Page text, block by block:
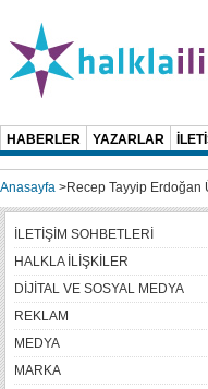
HABERLER YAZARLAR
Anasayfa >Recep Tayyip Erdoğan
İLETİŞİM SOHBETLERİ
HALKLA İLİŞKİLER
DİJİTAL VE SOSYAL MEDYA
REKLAM
MEDYA
MARKA